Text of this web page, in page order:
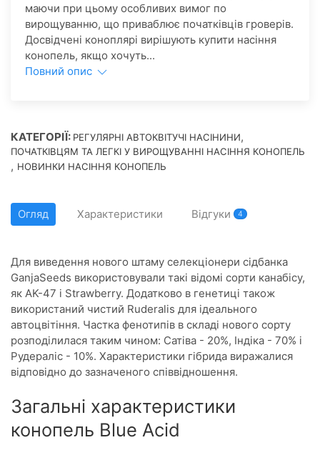
маючи при цьому особливих вимог по
вирощуванню, що приваблює початківців гроверів.
Досвідчені коноплярі вирішують купити насіння
конопель, якщо хочуть...
Повний опис
КАТЕГОРІЇ: РЕГУЛЯРНІ АВТОКВІТУЧІ НАСІНИНИ,
ПОЧАТКІВЦЯМ ТА ЛЕГКІ У ВИРОЩУВАННІ НАСІННЯ КОНОПЕЛЬ
, НОВИНКИ НАСІННЯ КОНОПЕЛЬ
Огляд Характеристики Відгуки 4
Для виведення нового штаму селекціонери сідбанка
GanjaSeeds використовували такі відомі сорти канабісу,
як AK-47 і Strawberry. Додатково в генетиці також
використаний чистий Ruderalis для ідеального
автоцвітіння. Частка фенотипів в складі нового сорту
розподілилася таким чином: Сатіва - 20%, Індіка - 70% і
Рудераліс - 10%. Характеристики гібрида виражалися
відповідно до зазначеного співвідношення.
Загальні характеристики
конопель Blue Acid